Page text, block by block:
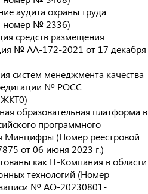
аудита охраны труда
номер № 2336)
средств размещения
№ АА-172-2021 от 17 декабря
систем менеджмента качества
№ РОСС
образовательная платформа в
программного
Минцифры (Номер реестровой
от 06 июня 2023 г.)
как IT-Компания в области
технологий (Номер
записи № АО-20230801-